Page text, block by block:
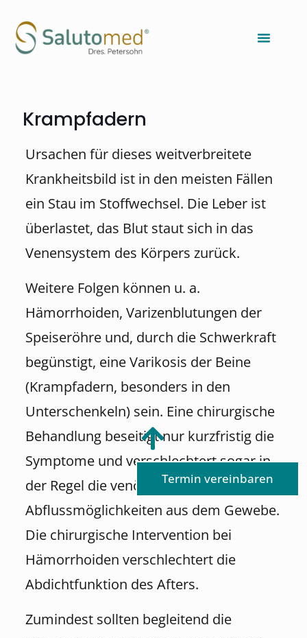
Termin vereinbaren
Krampfadern
Ursachen für dieses weitverbreitete
Krankheitsbild ist in den meisten Fällen
ein Stau im Stoffwechsel. Die Leber ist
überlastet, das Blut staut sich in das
Venensystem des Körpers zurück.
Weitere Folgen können u. a.
Hämorrhoiden, Varizenblutungen der
Speiseröhre und, durch die Schwerkraft
begünstigt, eine Varikosis der Beine
(Krampfadern, besonders in den
Unterschenkeln) sein. Eine chirurgische
Behandlung beseitigt nur kurzfristig die
Symptome und verschlechtert sogar in
der Regel die venösen
Abflussmöglichkeiten aus dem Gewebe.
Die chirurgische Intervention bei
Hämorrhoiden verschlechtert die
Abdichtfunktion des Afters.
Zumindest sollten begleitend die